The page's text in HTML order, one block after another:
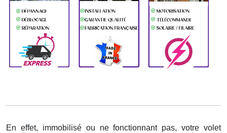
En effet, immobilisé ou ne fonctionnant pas, votre volet